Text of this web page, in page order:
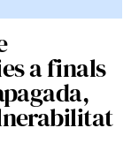
a finals